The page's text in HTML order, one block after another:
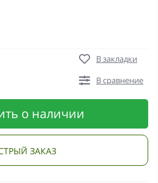
В закладки
В сравнение
о наличии
ЗАКАЗ